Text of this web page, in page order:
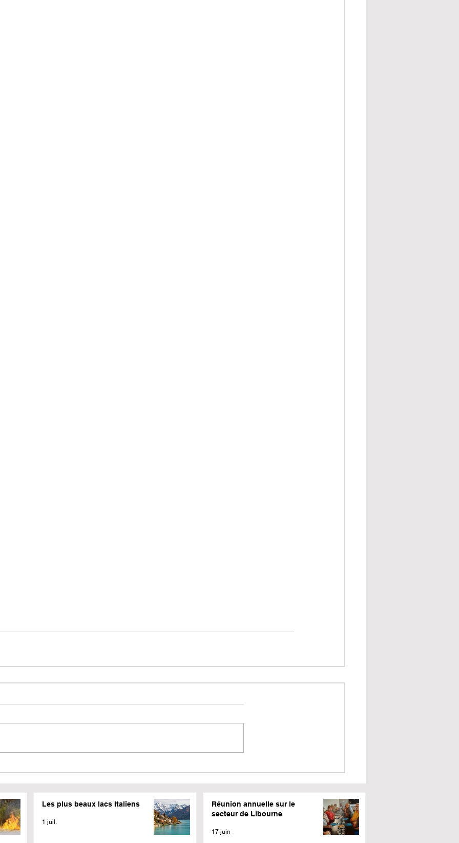
Les plus beaux lacs Italiens
1 juil.
Réunion annuelle sur le
secteur de Libourne
17 juin